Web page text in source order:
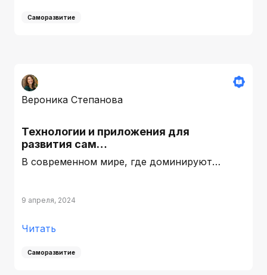
Саморазвитие
Вероника Степанова
Технологии и приложения для
развития сам…
В современном мире, где доминируют…
9 апреля, 2024
Читать
Саморазвитие